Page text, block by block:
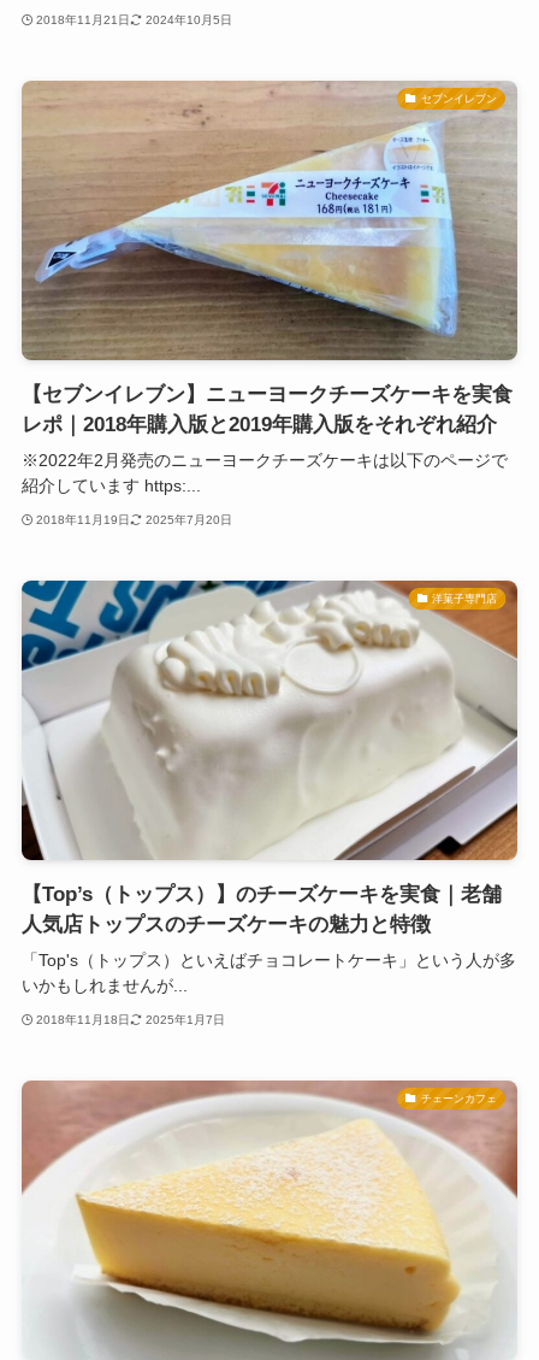
2018年11月21日 2024年10月5日
セブンイレブン
【セブンイレブン】ニューヨークチーズケーキを実食
レポ｜2018年購入版と2019年購入版をそれぞれ紹介
※2022年2月発売のニューヨークチーズケーキは以下のページで
紹介しています https:...
2018年11月19日 2025年7月20日
洋菓子専門店
【Top’s（トップス）】のチーズケーキを実食｜老舗
人気店トップスのチーズケーキの魅力と特徴
「Top's（トップス）といえばチョコレートケーキ」という人が多
いかもしれませんが...
2018年11月18日 2025年1月7日
チェーンカフェ